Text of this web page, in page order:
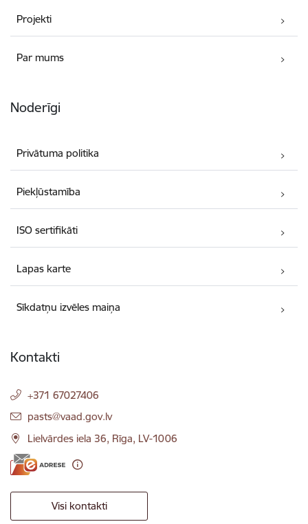
Projekti
Par mums
Noderīgi
Privātuma politika
Piekļūstamība
ISO sertifikāti
Lapas karte
Sīkdatņu izvēles maiņa
Kontakti
+371 67027406
E-pasts:
pasts@vaad.gov.lv
Lielvārdes iela 36, Rīga, LV-1006
Visi kontakti